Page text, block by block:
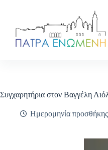
Συγχαρητήρια στον Βαγγέλη
Ημερομηνία